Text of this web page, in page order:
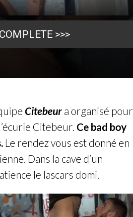
>>>
Citebeur a organisé pour
Citebeur. Ce bad boy
Le rendez vous est donné en
Dans la cave d’un
le lascars domi.